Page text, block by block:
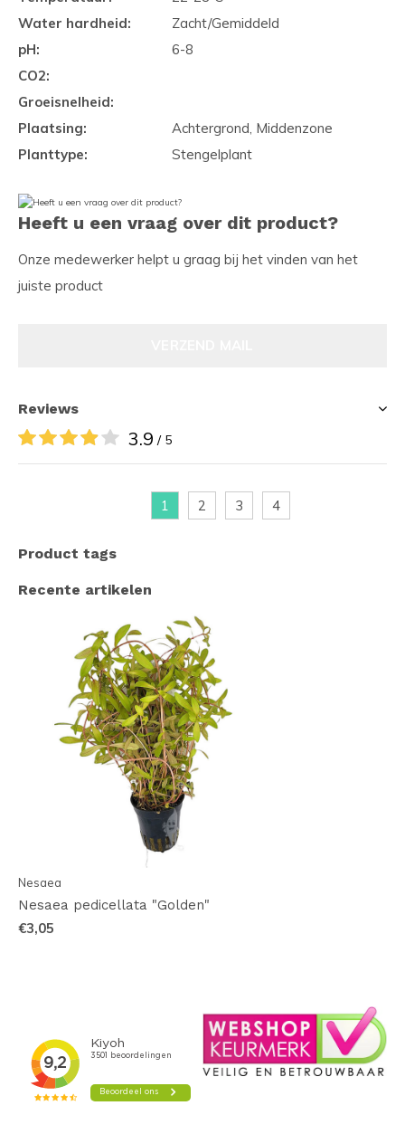
Water hardheid:
Zacht/Gemiddeld
pH:
6-8
CO2:
Groeisnelheid:
Plaatsing:
Achtergrond, Middenzone
Planttype:
Stengelplant
Heeft u een vraag over dit product?
Onze medewerker helpt u graag bij het vinden van het
juiste product
Reviews
3.9 / 5
1 2 3 4
Product tags
Recente artikelen
Nesaea
Nesaea pedicellata "Golden"
€3,05